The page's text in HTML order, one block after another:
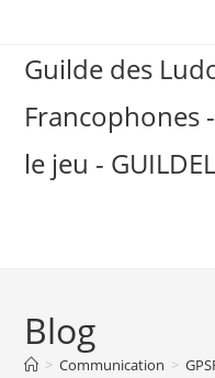
contentGuilde des
Francophones
le jeu -
Blog
> Communication >